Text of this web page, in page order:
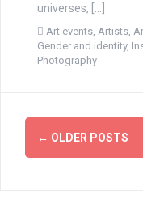
universes, […]
Art events Artists
Gender and identity,
Photography
P← OLDER POSTS